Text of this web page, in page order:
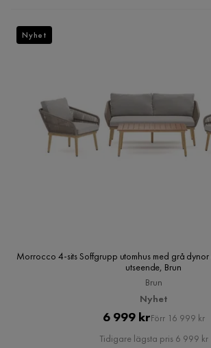
Morrocco 4-sits Soffgrupp utomhus med grå
utseende, Brun
Brun
Nyhet
Pris
6 999 krOriginal
Pris
Förr 16 999 kr
Tidigare lägsta pris 6 999 kr
Nyhet